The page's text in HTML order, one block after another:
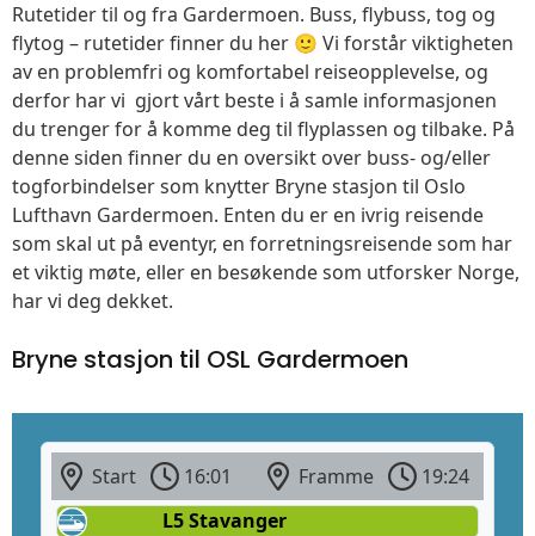
Rutetider til og fra Gardermoen. Buss, flybuss, tog og
flytog – rutetider finner du her 🙂 Vi forstår viktigheten
av en problemfri og komfortabel reiseopplevelse, og
derfor har vi gjort vårt beste i å samle informasjonen
du trenger for å komme deg til flyplassen og tilbake. På
denne siden finner du en oversikt over buss- og/eller
togforbindelser som knytter Bryne stasjon til Oslo
Lufthavn Gardermoen. Enten du er en ivrig reisende
som skal ut på eventyr, en forretningsreisende som har
et viktig møte, eller en besøkende som utforsker Norge,
har vi deg dekket.
Bryne stasjon til OSL Gardermoen
Start 16:01 Framme
19:24
L5 Stavanger